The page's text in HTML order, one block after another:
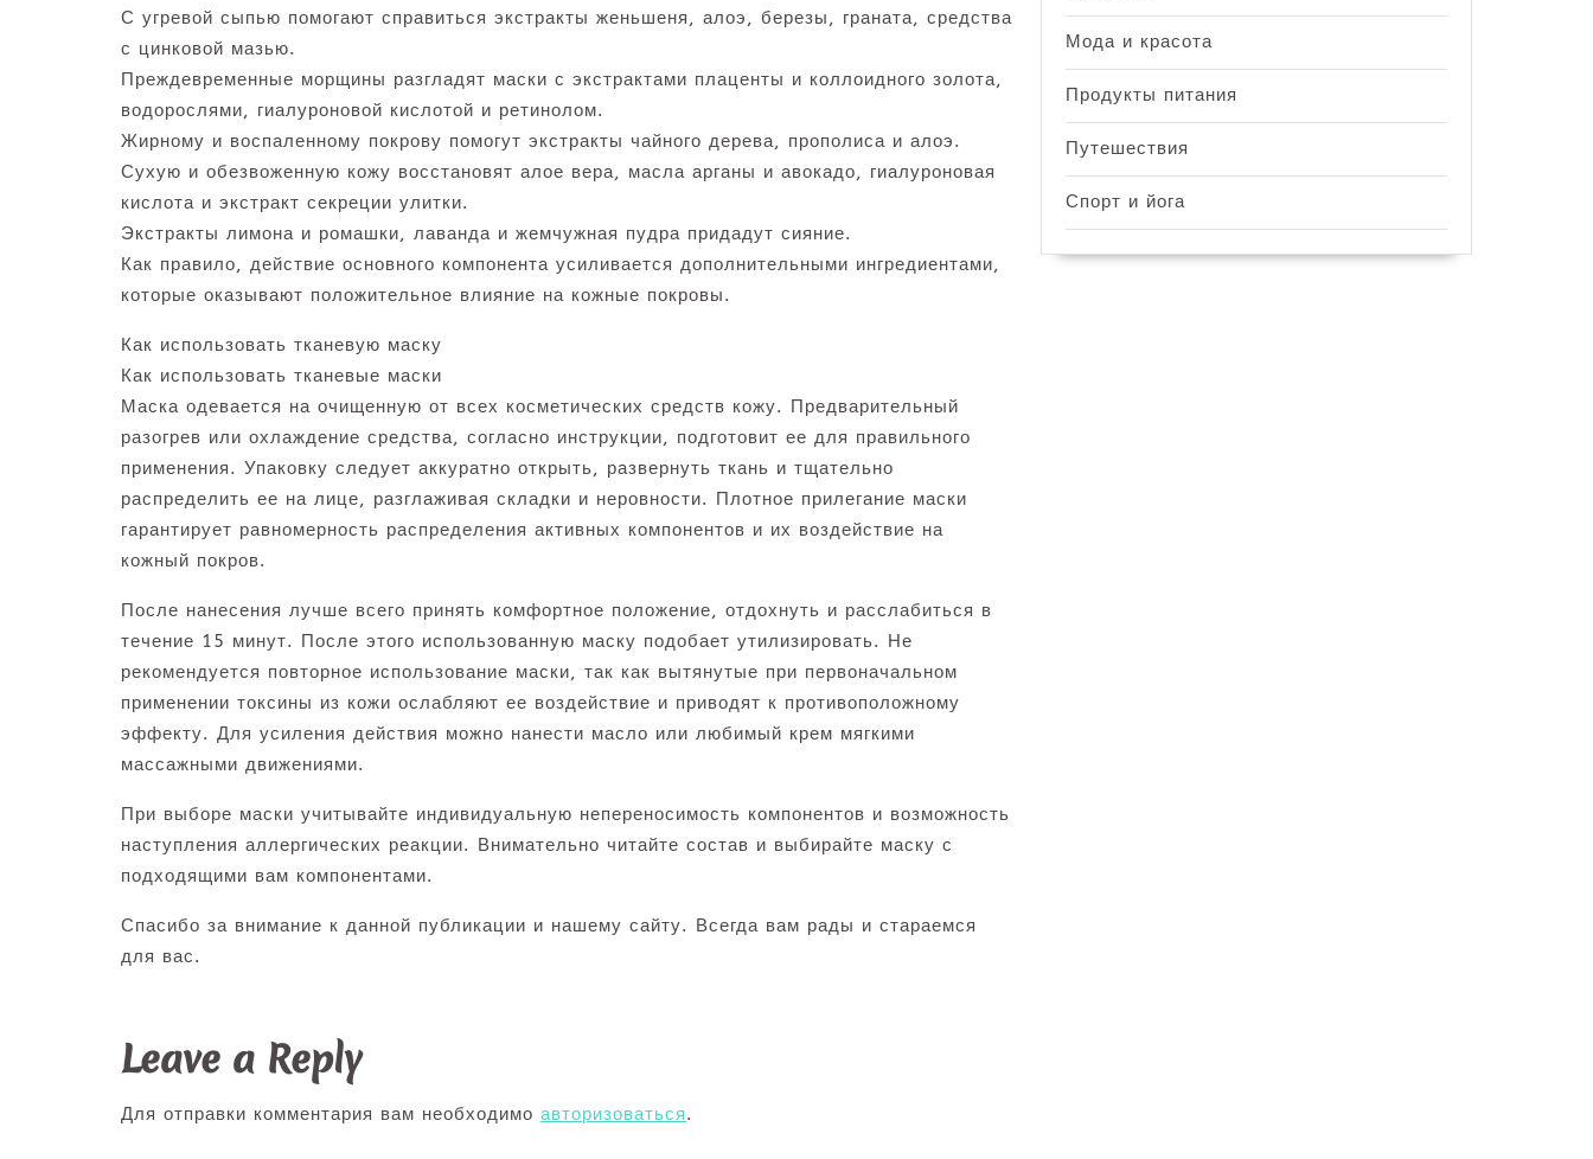
С угревой сыпью помогают справиться экстракты женьшеня, алоэ, березы, граната, средства
с цинковой мазью.
Преждевременные морщины разгладят маски с экстрактами плаценты и коллоидного золота,
водорослями, гиалуроновой кислотой и ретинолом.
Жирному и воспаленному покрову помогут экстракты чайного дерева, прополиса и алоэ.
Сухую и обезвоженную кожу восстановят алое вера, масла арганы и авокадо, гиалуроновая
кислота и экстракт секреции улитки.
Экстракты лимона и ромашки, лаванда и жемчужная пудра придадут сияние.
Как правило, действие основного компонента усиливается дополнительными ингредиентами,
которые оказывают положительное влияние на кожные покровы.
Как использовать тканевую маску
Как использовать тканевые маски
Маска одевается на очищенную от всех косметических средств кожу. Предварительный
разогрев или охлаждение средства, согласно инструкции, подготовит ее для правильного
применения. Упаковку следует аккуратно открыть, развернуть ткань и тщательно
распределить ее на лице, разглаживая складки и неровности. Плотное прилегание маски
гарантирует равномерность распределения активных компонентов и их воздействие на
кожный покров.
После нанесения лучше всего принять комфортное положение, отдохнуть и расслабиться в
течение 15 минут. После этого использованную маску подобает утилизировать. Не
рекомендуется повторное использование маски, так как вытянутые при первоначальном
применении токсины из кожи ослабляют ее воздействие и приводят к противоположному
эффекту. Для усиления действия можно нанести масло или любимый крем мягкими
массажными движениями.
При выборе маски учитывайте индивидуальную непереносимость компонентов и возможность
наступления аллергических реакции. Внимательно читайте состав и выбирайте маску с
подходящими вам компонентами.
Спасибо за внимание к данной публикации и нашему сайту. Всегда вам рады и стараемся
для вас.
Leave a Reply
Для отправки комментария вам необходимо авторизоваться.
Мода и красота
Продукты питания
Путешествия
Спорт и йога